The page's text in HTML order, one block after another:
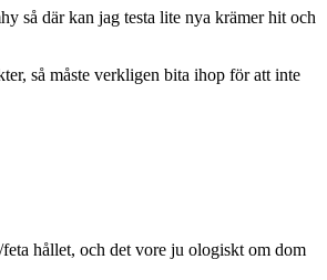
så där kan jag testa lite nya krämer hit och
så måste verkligen bita ihop för att inte
hållet, och det vore ju ologiskt om dom